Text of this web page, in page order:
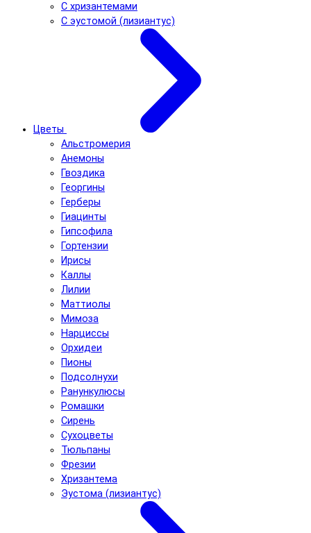
С хризантемами
С эустомой (лизиантус)
Цветы
Альстромерия
Анемоны
Гвоздика
Георгины
Герберы
Гиацинты
Гипсофила
Гортензии
Ирисы
Каллы
Лилии
Маттиолы
Мимоза
Нарциссы
Орхидеи
Пионы
Подсолнухи
Ранункулюсы
Ромашки
Сирень
Сухоцветы
Тюльпаны
Фрезии
Хризантема
Эустома (лизиантус)